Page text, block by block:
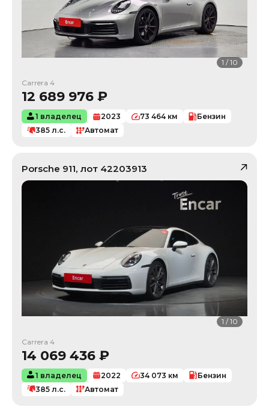
1 /10
Carrera 4
12 689 976 ₽
1 владелец 2023 73 464 км
Бензин
385 л.с. Автомат
Porsche 911, лот 42203913
1 /10
Carrera 4
14 069 436 ₽
1 владелец 2022 34 073 км
Бензин
385 л.с. Автомат